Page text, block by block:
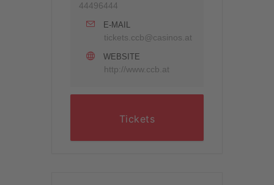
44496444
E-MAIL
tickets.ccb@casinos.at
WEBSITE
http://www.ccb.at
Tickets